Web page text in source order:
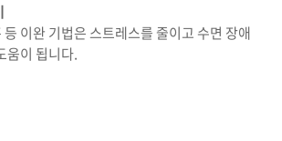
이완 기법은 스트레스를 줄이고 수면 장애
움이 됩니다.